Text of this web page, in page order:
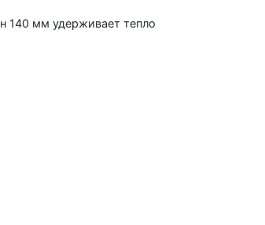
140 мм удерживает тепло